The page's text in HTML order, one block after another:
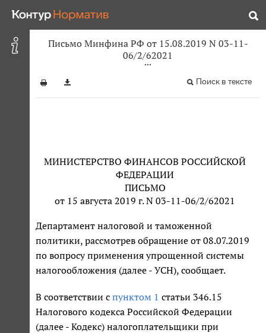
Письмо Минфина РФ от 15.08.2019 N 03-11-
06/2/62021
Поиск в тексте
МИНИСТЕРСТВО ФИНАНСОВ РОССИЙСКОЙ
ФЕДЕРАЦИИ
ПИСЬМО
от 15 августа 2019 г. N 03-11-06/2/62021
Департамент налоговой и таможенной
политики, рассмотрев обращение от 08.07.2019
по вопросу применения упрощенной системы
налогообложения (далее - УСН), сообщает.
В соответствии с пунктом 1 статьи 346.15
Налогового кодекса Российской Федерации
(далее - Кодекс) налогоплательщики при